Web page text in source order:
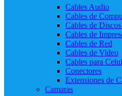
Cables Audio
Cables de
Cables de
Cables de
Cables de Red
Cables de Video
Cables para
Conectores
Extensiones de
Camaras